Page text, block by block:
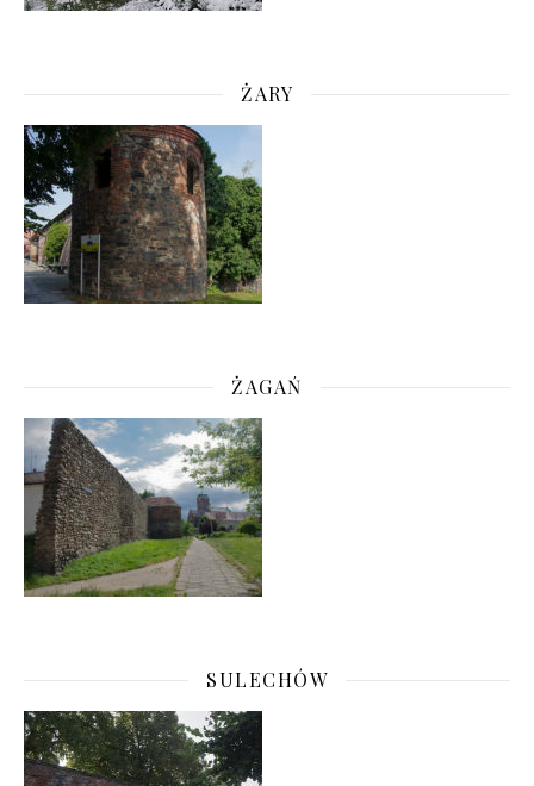
ŻARY
ŻAGAŃ
SULECHÓW